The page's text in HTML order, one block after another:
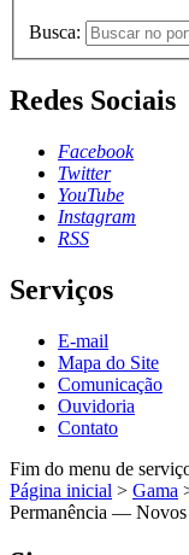
Busca:
Redes Sociais
Facebook
Twitter
YouTube
Instagram
RSS
Serviços
E-mail
Mapa do Site
Comunicação
Ouvidoria
Contato
Fim do menu de
Página inicial > Gama
Permanência — Novos